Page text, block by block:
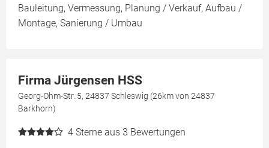
Bauleitung, Vermessung, Planung / Verkauf, Aufbau /
Montage, Sanierung / Umbau
Firma Jürgensen HSS
Georg-Ohm-Str. 5, 24837 Schleswig (26km von 24837
Barkhorn)
4 Sterne aus 3 Bewertungen